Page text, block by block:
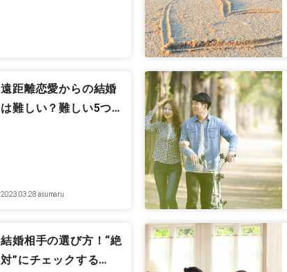
遠距離恋愛からの結婚
は難しい？難しい5つ…
2023.03.28 asumaru
結婚相手の選び方！“絶
対”にチェックする…